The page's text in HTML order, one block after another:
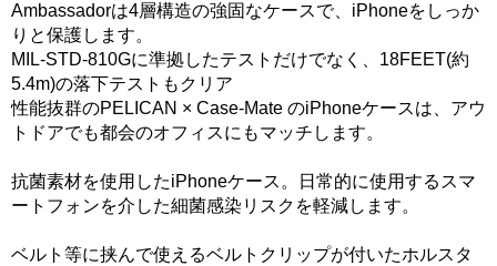
Ambassadorは4層構造の強固なケースで、iPhoneをしっか
りと保護します。
MIL-STD-810Gに準拠したテストだけでなく、18FEET(約
5.4m)の落下テストもクリア
性能抜群のPELICAN × Case-Mate のiPhoneケースは、アウ
トドアでも都会のオフィスにもマッチします。
抗菌素材を使用したiPhoneケース。日常的に使用するスマ
ートフォンを介した細菌感染リスクを軽減します。
ベルト等に挟んで使えるベルトクリップが付いたホルスタ